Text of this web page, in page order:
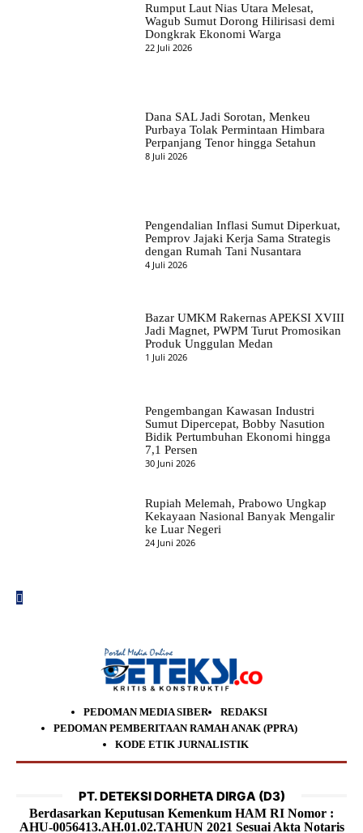
Rumput Laut Nias Utara Melesat,
Wagub Sumut Dorong Hilirisasi demi
Dongkrak Ekonomi Warga
22 Juli 2026
Dana SAL Jadi Sorotan, Menkeu
Purbaya Tolak Permintaan Himbara
Perpanjang Tenor hingga Setahun
8 Juli 2026
Pengendalian Inflasi Sumut Diperkuat,
Pemprov Jajaki Kerja Sama Strategis
dengan Rumah Tani Nusantara
4 Juli 2026
Bazar UMKM Rakernas APEKSI XVIII
Jadi Magnet, PWPM Turut Promosikan
Produk Unggulan Medan
1 Juli 2026
Pengembangan Kawasan Industri
Sumut Dipercepat, Bobby Nasution
Bidik Pertumbuhan Ekonomi hingga
7,1 Persen
30 Juni 2026
Rupiah Melemah, Prabowo Ungkap
Kekayaan Nasional Banyak Mengalir
ke Luar Negeri
24 Juni 2026
PEDOMAN MEDIA SIBER
REDAKSI
PEDOMAN PEMBERITAAN RAMAH ANAK (PPRA)
KODE ETIK JURNALISTIK
PT. DETEKSI DORHETA DIRGA (D3)
Berdasarkan Keputusan Kemenkum HAM RI Nomor :
AHU-0056413.AH.01.02.TAHUN 2021 Sesuai Akta Notaris